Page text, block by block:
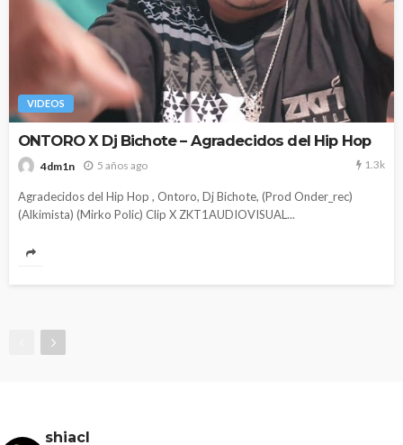
VIDEOS
ONTORO X Dj Bichote – Agradecidos del Hip Hop
4dm1n 5 años ago 1.3k
Agradecidos del Hip Hop , Ontoro, Dj Bichote, (Prod Onder_rec)
(Alkimista) (Mirko Polic) Clip X ZKT1AUDIOVISUAL...
shiacl